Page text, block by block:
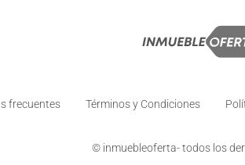
frecuentes Términos y Condiciones
© inmuebleoferta- todos los